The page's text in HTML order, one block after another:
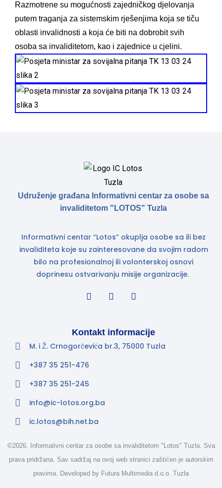
Razmotrene su mogućnosti zajedničkog djelovanja
putem traganja za sistemskim rješenjima koja se tiču
oblasti invalidnosti a koja će biti na dobrobit svih
osoba sa invaliditetom, kao i zajednice u cjelini.
Udruženje građana Informativni centar za osobe sa
invaliditetom "LOTOS" Tuzla
Informativni centar “Lotos” okuplja osobe sa ili bez
invaliditeta koje su zainteresovane da svojim radom
bilo na profesionalnoj ili volonterskoj osnovi
doprinesu ostvarivanju misije organizacije.
Kontakt informacije
M. i Ž. Crnogorčevića br.3, 75000 Tuzla
+387 35 251-476
+387 35 251-245
info@ic-lotos.org.ba
ic.lotos@bih.net.ba
©2026. Informativni centar za osobe sa invaliditetom "Lotos" Tuzla. Sva
prava pridržana. Sav sadržaj na ovoj web stranici zaštićen je autorskim
pravima. Developed by Futura Multimedia d.o.o. Tuzla